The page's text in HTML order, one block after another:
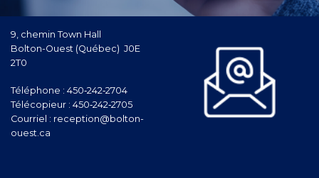
9, chemin Town Hall
Bolton-Ouest (Québec) J0E
2T0
Téléphone : 450‑242‑2704
Télécopieur : 450‑242‑2705
Courriel : reception@bolton-
ouest.ca